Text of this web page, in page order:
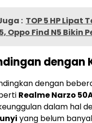
: TOP 5 HP Lipat
Oppo Find N5 Bikin
dengan
dengan
Realme Narzo
dalam hal
yang belum